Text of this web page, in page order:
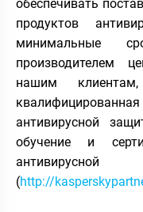
обеспечивать
продуктов
минимальные
производителем
нашим
антивирусной
обучение и
(http://